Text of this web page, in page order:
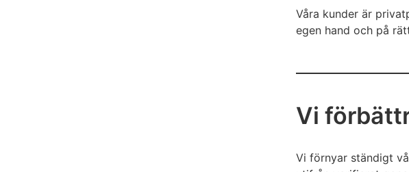
Våra kunder är
egen hand och på
Vi
Vi förnyar ständigt